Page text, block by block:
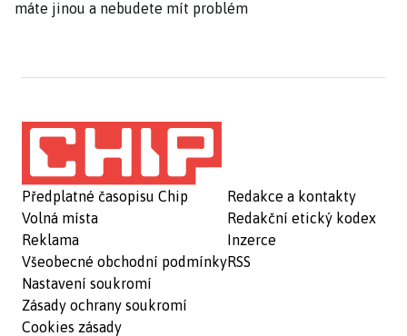
máte jinou a nebudete mít problém
Předplatné časopisu Chip
Volná místa
Reklama
Všeobecné obchodní podmínky
Nastavení soukromí
Zásady ochrany soukromí
Cookies zásady
Redakce a kontakty
Redakční etický kodex
Inzerce
RSS